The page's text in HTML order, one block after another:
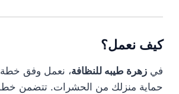
كيف نعمل؟
في زهرة طيبه للنظافة، نعمل وفق
حماية منزلك من الحشرات. تتضمن